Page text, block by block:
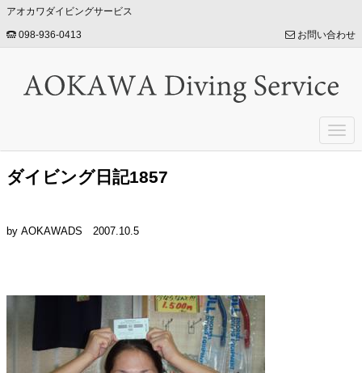
アオカワダイビングサービス
098-936-0413 お問い合わせ
ダイビング日記1857
by AOKAWADS 2007.10.5